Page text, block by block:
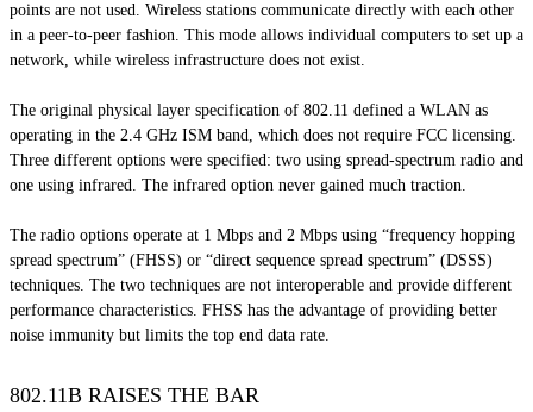
points are not used. Wireless stations communicate directly with each other
in a peer-to-peer fashion. This mode allows individual computers to set up a
network, while wireless infrastructure does not exist.
The original physical layer specification of 802.11 defined a WLAN as
operating in the 2.4 GHz ISM band, which does not require FCC licensing.
Three different options were specified: two using spread-spectrum radio and
one using infrared. The infrared option never gained much traction.
The radio options operate at 1 Mbps and 2 Mbps using “frequency hopping
spread spectrum” (FHSS) or “direct sequence spread spectrum” (DSSS)
techniques. The two techniques are not interoperable and provide different
performance characteristics. FHSS has the advantage of providing better
noise immunity but limits the top end data rate.
802.11B RAISES THE BAR